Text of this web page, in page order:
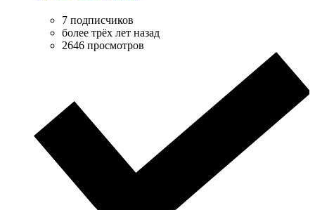
7 подписчиков
более трёх лет назад
2646 просмотров